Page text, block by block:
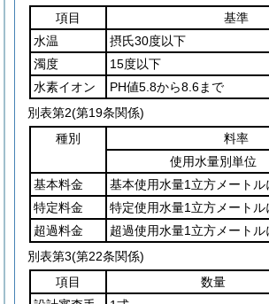
項目
基準
水温
摂氏30度以下
濁度
15度以下
水素イオン
PH値5.8から8.6まで
別表第2(第19条関係)
種別
料率
使用水量別単位
基本料金
基本使用水量1立方メートル
特定料金
特定使用水量1立方メートル
超過料金
超過使用水量1立方メートル
別表第3(第22条関係)
項目
数量